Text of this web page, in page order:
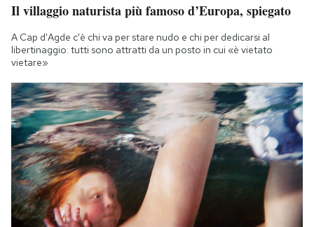
Il villaggio naturista più famoso d’Europa, spiegato
A Cap d'Agde c'è chi va per stare nudo e chi per dedicarsi al
libertinaggio: tutti sono attratti da un posto in cui «è vietato
vietare»